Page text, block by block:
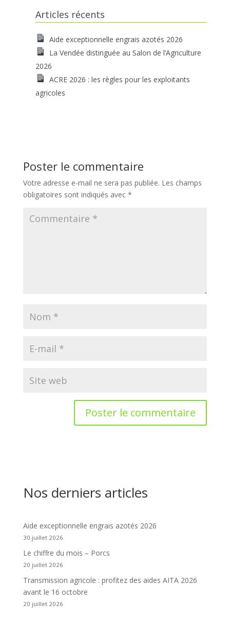
Articles récents
Aide exceptionnelle engrais azotés 2026
La Vendée distinguée au Salon de l’Agriculture
2026
ACRE 2026 : les règles pour les exploitants
agricoles
Poster le commentaire
Votre adresse e-mail ne sera pas publiée. Les champs
obligatoires sont indiqués avec *
Nos derniers articles
Aide exceptionnelle engrais azotés 2026
30 juillet 2026
Le chiffre du mois – Porcs
20 juillet 2026
Transmission agricole : profitez des aides AITA 2026
avant le 16 octobre
20 juillet 2026